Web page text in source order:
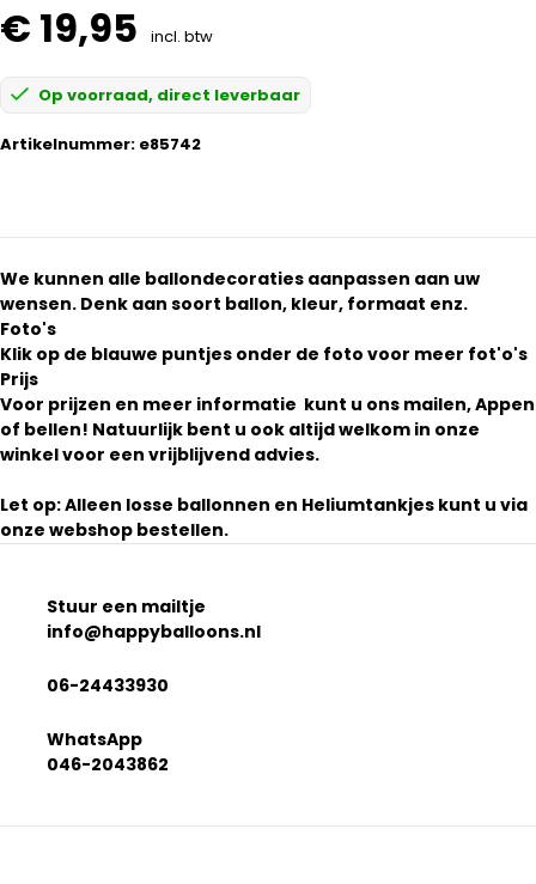
€ 19,95 incl. btw
Op voorraad, direct leverbaar
Artikelnummer: e85742
We kunnen alle ballondecoraties aanpassen aan uw
wensen. Denk aan soort ballon, kleur, formaat enz.
Foto's
Klik op de blauwe puntjes onder de foto voor meer fot'o's
Prijs
Voor prijzen en meer informatie kunt u ons mailen, Appen
of bellen! Natuurlijk bent u ook altijd welkom in onze
winkel voor een vrijblijvend advies.
Let op: Alleen losse ballonnen en Heliumtankjes kunt u via
onze webshop bestellen.
Stuur een mailtje
info@happyballoons.nl
06-24433930
WhatsApp
046-2043862